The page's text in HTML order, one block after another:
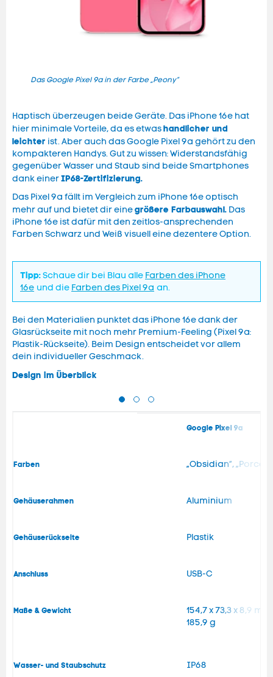
Das Google Pixel 9a in der Farbe „Peony”
Haptisch überzeugen beide Geräte. Das iPhone 16e hat
hier minimale Vorteile, da es etwashandlicher und
leichter ist. Aber auch das Google Pixel 9a gehört zu den
kompakteren Handys. Gut zu wissen: Widerstandsfähig
gegenüber Wasser und Staub sind beide Smartphones
dank einerIP68-Zertifizierung.
Das Pixel 9a fällt im Vergleich zum iPhone 16e optisch
mehr auf und bietet dir einegrößere Farbauswahl. Das
iPhone 16e ist dafür mit den zeitlos-ansprechenden
Farben Schwarz und Weiß visuell eine dezentere Option.
Tipp:Schaue dir bei Blau alle Farben des iPhone
16e und die Farben des Pixel 9a an.
Bei den Materialien punktet das iPhone 16e dank der
Glasrückseite mit noch mehr Premium-Feeling (Pixel 9a:
Plastik-Rückseite). Beim Design entscheidet vor allem
dein individueller Geschmack.
Design im Überblick
Google Pixel 9a
Farben „Obsidian“,
Gehäuserahmen Aluminium
Gehäuserückseite Plastik
Anschluss USB-C
Maße & Gewicht
154,7 x 73,3 x 8,9 mm
185,9 g
Wasser- und Staubschutz IP68